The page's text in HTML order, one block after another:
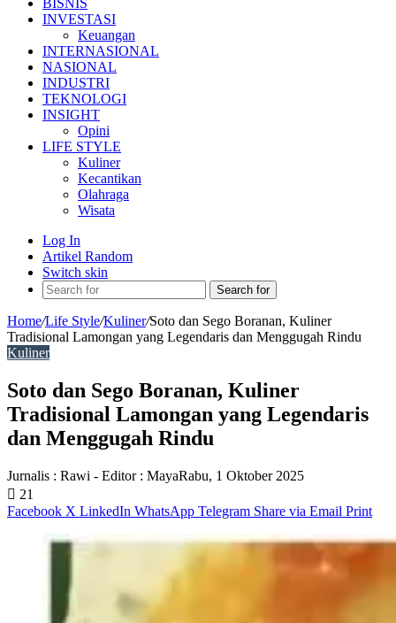
BISNIS
INVESTASI
Keuangan
INTERNASIONAL
NASIONAL
INDUSTRI
TEKNOLOGI
INSIGHT
Opini
LIFE STYLE
Kuliner
Kecantikan
Olahraga
Wisata
Log In
Artikel Random
Switch skin
Search for
Home/Life Style/Kuliner/Soto dan Sego Boranan, Kuliner
Tradisional Lamongan yang Legendaris dan Menggugah Rindu
Kuliner
Soto dan Sego Boranan, Kuliner
Tradisional Lamongan yang Legendaris
dan Menggugah Rindu
Jurnalis : Rawi - Editor : MayaRabu, 1 Oktober 2025
21
Facebook X LinkedIn WhatsApp Telegram Share via Email Print